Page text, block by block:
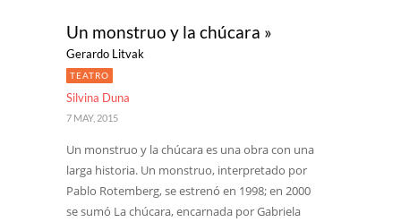
Un monstruo y la chúcara »
Gerardo Litvak
TEATRO
Silvina Duna
7 MAY, 2015
Un monstruo y la chúcara es una obra con una
larga historia. Un monstruo, interpretado por
Pablo Rotemberg, se estrenó en 1998; en 2000
se sumó La chúcara, encarnada por Gabriela